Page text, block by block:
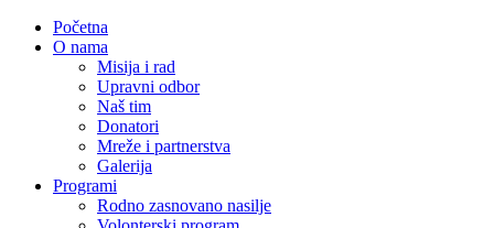
Početna
O nama
Misija i rad
Upravni odbor
Naš tim
Donatori
Mreže i partnerstva
Galerija
Programi
Rodno zasnovano nasilje